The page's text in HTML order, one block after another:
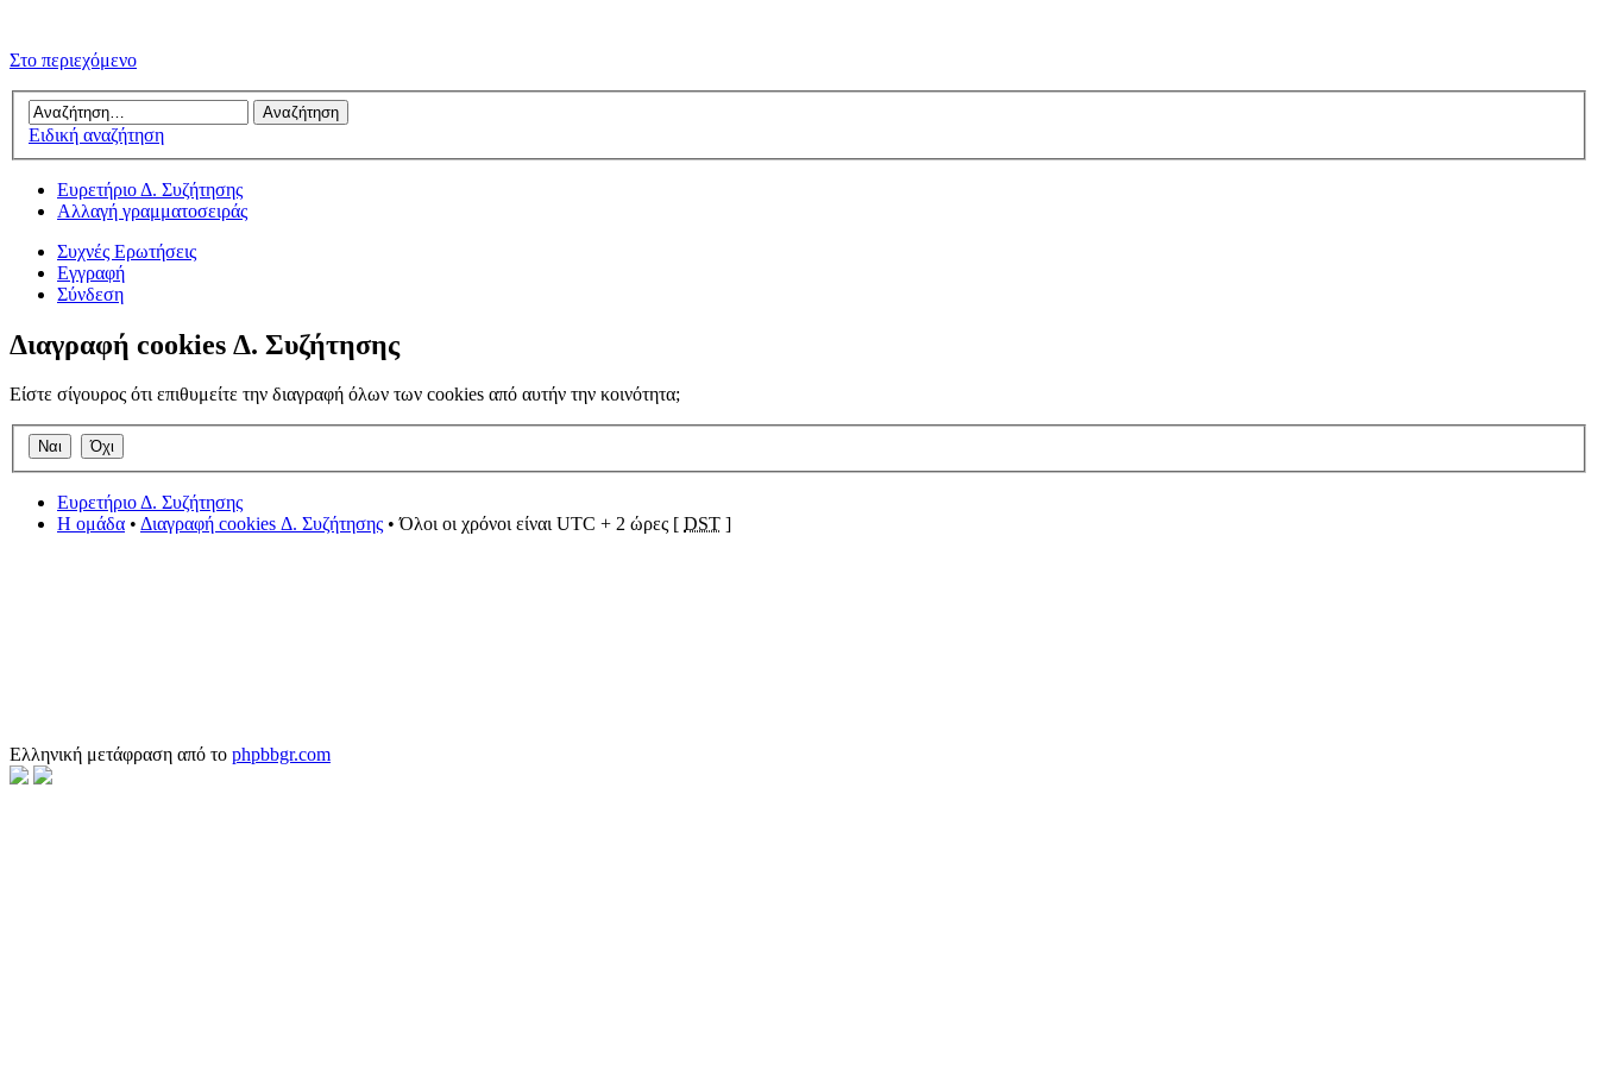
Στο περιεχόμενο
Ειδική αναζήτηση
Ευρετήριο Δ. Συζήτησης
Αλλαγή γραμματοσειράς
Συχνές Ερωτήσεις
Εγγραφή
Σύνδεση
Διαγραφή cookies Δ. Συζήτησης
Είστε σίγουρος ότι επιθυμείτε την διαγραφή όλων των cookies από αυτήν την κοινότητα;
Ευρετήριο Δ. Συζήτησης
Η ομάδα • Διαγραφή cookies Δ. Συζήτησης • Όλοι οι χρόνοι είναι UTC + 2 ώρες [ DST ]
Ελληνική μετάφραση από το phpbbgr.com